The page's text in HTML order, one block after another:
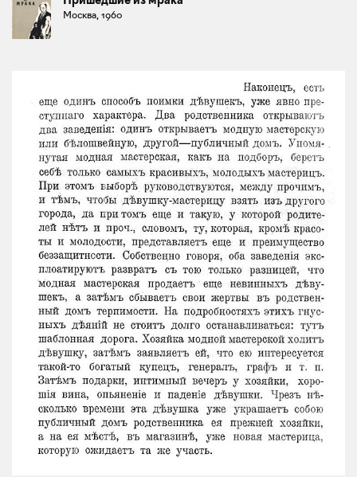
Москва, 1960